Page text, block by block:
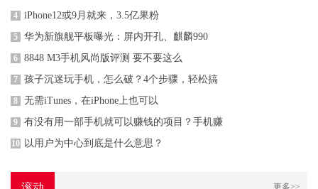
4 iPhone12或9月就来，3.5亿果粉
5 华为新旗舰平板曝光：屏内开孔、麒麟990
6 8848 M3手机风尚版评测 要不要这么
7 孩子沉迷玩手机，怎么破？4个步骤，轻松搞
8 无需iTunes，在iPhone上也可以
9 有没有用一部手机就可以赚钱的项目？手机赚
10 以用户为中心到底是什么意思？
更多>>